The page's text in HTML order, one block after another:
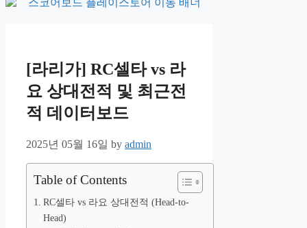
[라리가] RC셀타 vs 라
요 상대전적 및 최근전
적 데이터보드
2025년 05월 16일 by admin
Table of Contents
RC셀타 vs 라요 상대전적 (Head-to-
Head)